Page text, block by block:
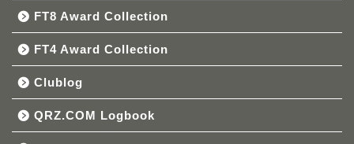
FT8 Award Collection
FT4 Award Collection
Clublog
QRZ.COM Logbook